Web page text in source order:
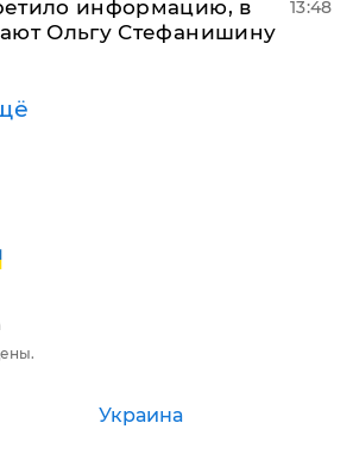
информацию, в
Ольгу Стефанишину
13:48
Украина